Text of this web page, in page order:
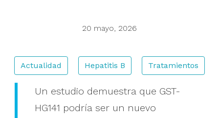
20 mayo, 2026
Actualidad Hepatitis B Tratamientos
Un estudio demuestra que GST-
HG141 podría ser un nuevo